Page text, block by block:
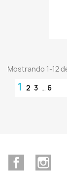
Mostrando 1-12
1 2 3 … 6
Facebook